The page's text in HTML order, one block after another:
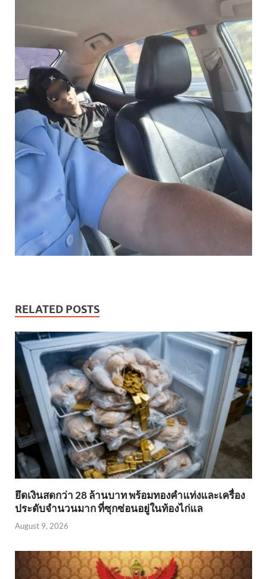
RELATED POSTS
ยึดเงินสดกว่า 28 ล้านบาท พร้อมทองคำแท่งและเครื่อง
ประดับจำนวนมาก ที่ซุกซ่อนอยู่ในท้องไก่แล
August 9, 2026